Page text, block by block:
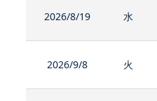
2026/8/19 水
2026/9/8 火